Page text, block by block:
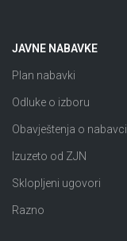
JAVNE NABAVKE
Plan nabavki
Odluke o izboru
Obavještenja o nabavci
Izuzeto od ZJN
Sklopljeni ugovori
Razno